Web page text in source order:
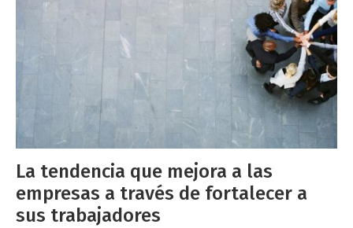
La tendencia que mejora a las
empresas a través de fortalecer a
sus trabajadores